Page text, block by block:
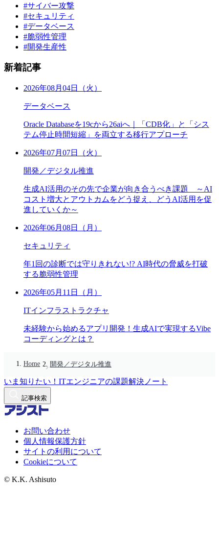
#サイバー攻撃
#セキュリティ
#データベース
#脆弱性管理
#開発生産性
新着記事
2026年08月04日（火）
データベース
Oracle Databaseを19cから26aiへ｜「CDB化」と「シス
テム停止時間短縮」を両立する移行アプローチ
2026年07月07日（火）
開発／デジタル推進
生成AI活用のその先で企業が向き合うべき課題 ～AI
コスト増大とアウトカムをどう捉え、どうAI活用を促
進していくか～
2026年06月08日（月）
セキュリティ
年1回の診断では守りきれない!? AI時代の脅威を打破
する脆弱性管理
2026年05月11日（月）
ITインフラストラクチャ
未経験から始めるアプリ開発！生成AIで実現するVibe
コーディングとは？
Home 開発／デジタル推進
いま知りたい！ITエンジニアの課題解決ノート
記事検索
お問い合わせ
個人情報保護方針
サイトの利用について
Cookieについて
© K.K. Ashisuto